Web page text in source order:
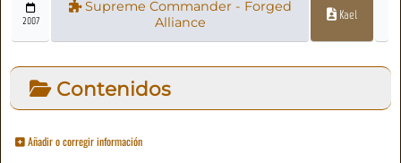
2007
Supreme Commander - Forged
Alliance
Kael
Contenidos
Añadir o corregir información